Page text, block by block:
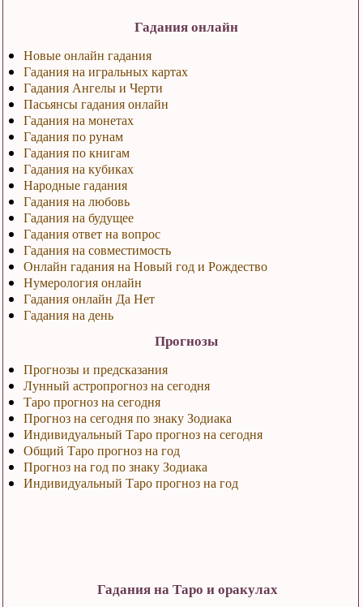
Гадания онлайн
Новые онлайн гадания
Гадания на игральных картах
Гадания Ангелы и Черти
Пасьянсы гадания онлайн
Гадания на монетах
Гадания по рунам
Гадания по книгам
Гадания на кубиках
Народные гадания
Гадания на любовь
Гадания на будущее
Гадания ответ на вопрос
Гадания на совместимость
Онлайн гадания на Новый год и Рождество
Нумерология онлайн
Гадания онлайн Да Нет
Гадания на день
Прогнозы
Прогнозы и предсказания
Лунный астропрогноз на сегодня
Таро прогноз на сегодня
Прогноз на сегодня по знаку Зодиака
Индивидуальный Таро прогноз на сегодня
Общий Таро прогноз на год
Прогноз на год по знаку Зодиака
Индивидуальный Таро прогноз на год
Гадания на Таро и оракулах